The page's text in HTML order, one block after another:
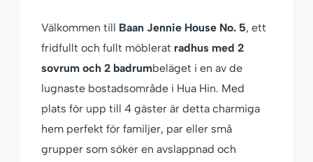
Välkommen till Baan Jennie House No. 5, ett
fridfullt och fullt möblerat radhus med 2
sovrum och 2 badrumbeläget i en av de
lugnaste bostadsområde i Hua Hin. Med
plats för upp till 4 gäster är detta charmiga
hem perfekt för familjer, par eller små
grupper som söker en avslappnad och